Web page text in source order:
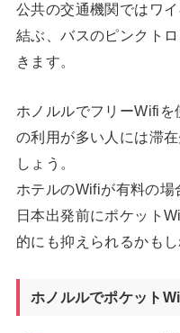
公共の交通機関ではワ
結ぶ、バスのピンクト
きます。
ホノルルでフリーWifi
の利用が多い人には滞
しょう。
ホテルのWifiが有料の
日本出発前にポケット
的にも抑えられるかもし
ホノルルでポケット